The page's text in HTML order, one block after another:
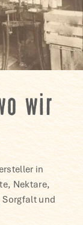
wir
in
Nektare,
und